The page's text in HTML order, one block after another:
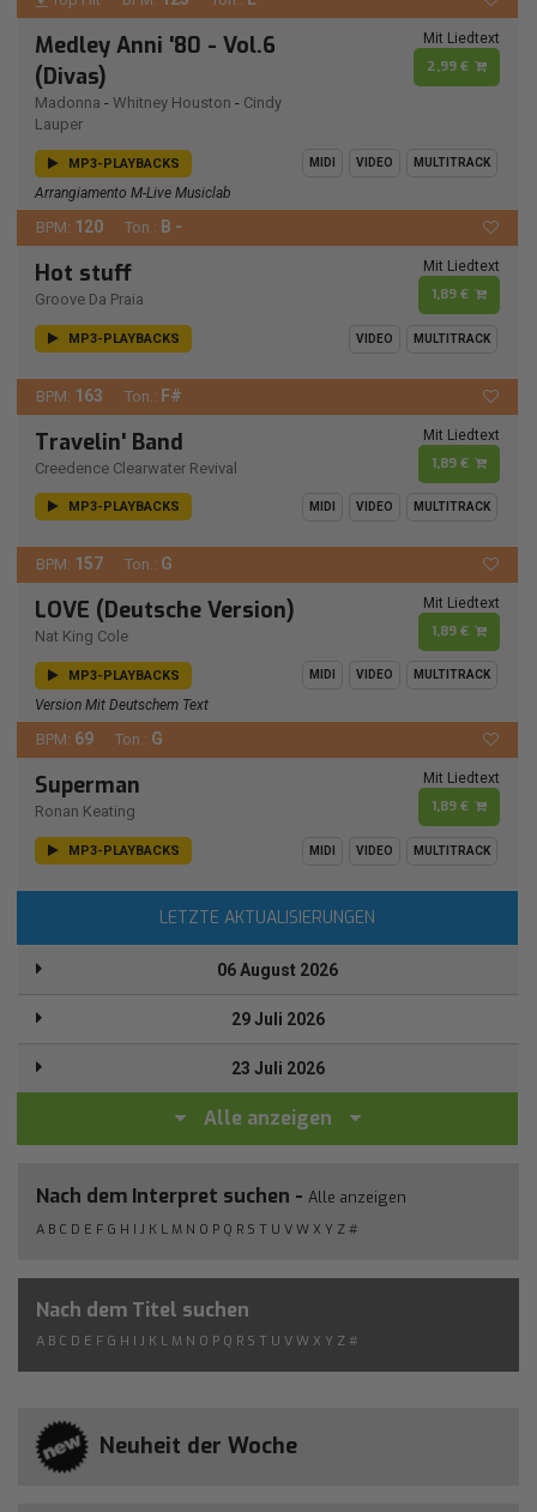
Medley Anni '80 - Vol.6
(Divas)
Madonna - Whitney Houston - Cindy
Lauper
Mit Liedtext
2,99 €
MP3-PLAYBACKS MIDI VIDEO MULTITRACK
Arrangiamento M-Live Musiclab
BPM: 120 Ton.: B -
Hot stuff
Groove Da Praia
Mit Liedtext
1,89 €
MP3-PLAYBACKS VIDEO MULTITRACK
BPM: 163 Ton.: F#
Travelin' Band
Creedence Clearwater Revival
Mit Liedtext
1,89 €
MP3-PLAYBACKS MIDI VIDEO MULTITRACK
BPM: 157 Ton.: G
LOVE (Deutsche Version)
Nat King Cole
Mit Liedtext
1,89 €
MP3-PLAYBACKS MIDI VIDEO MULTITRACK
Version Mit Deutschem Text
BPM: 69 Ton.: G
Superman
Ronan Keating
Mit Liedtext
1,89 €
MP3-PLAYBACKS MIDI VIDEO MULTITRACK
LETZTE AKTUALISIERUNGEN
06 August 2026
29 Juli 2026
23 Juli 2026
Alle anzeigen
Nach dem Interpret suchen - Alle anzeigen
A B C D E F G H I J K L M N O P Q R S T U V W X Y Z #
Nach dem Titel suchen
A B C D E F G H I J K L M N O P Q R S T U V W X Y Z #
Neuheit der Woche